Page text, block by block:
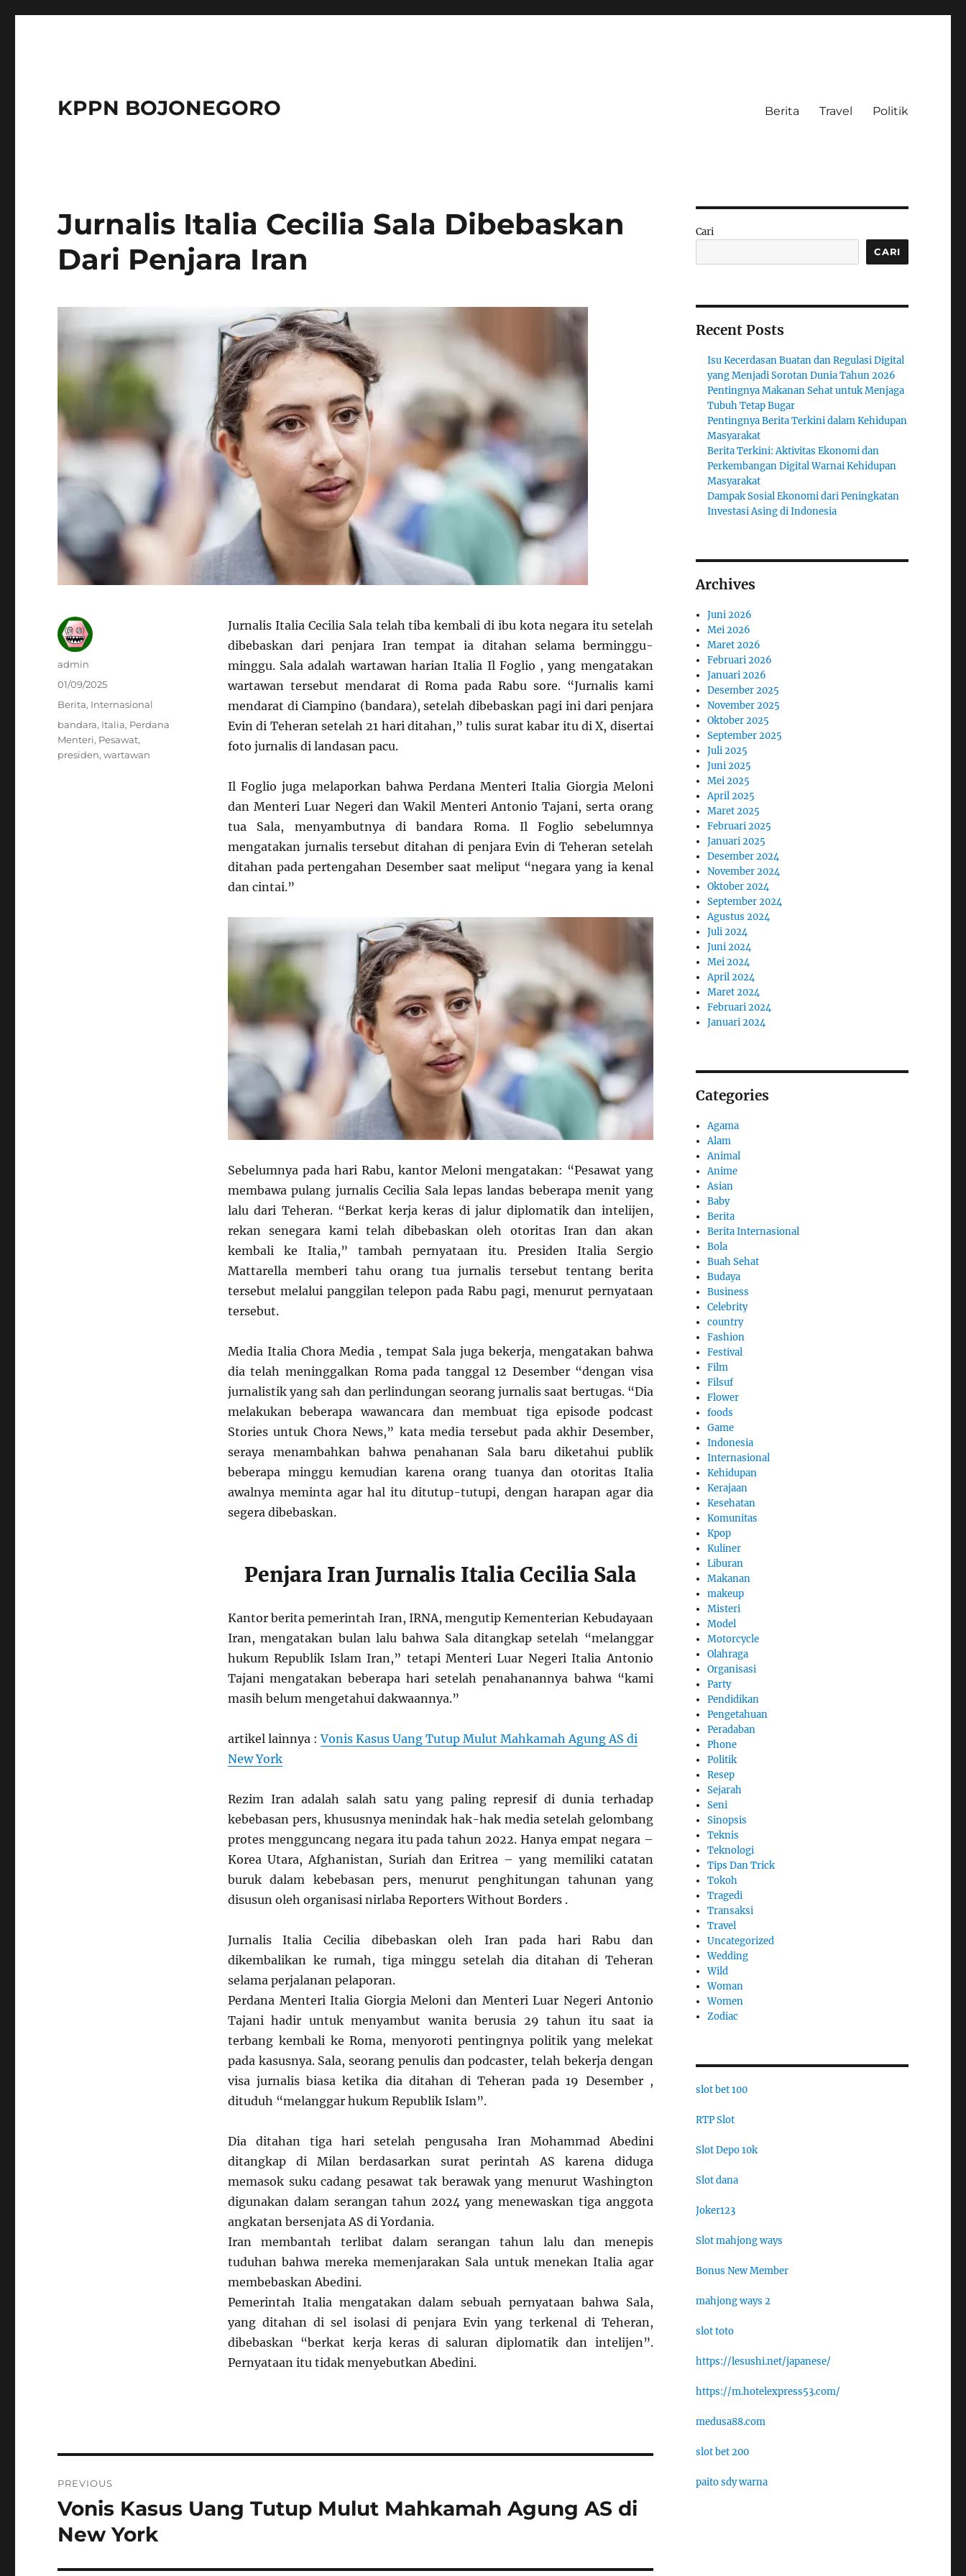
KPPN BOJONEGORO Berita Travel Politik
Jurnalis Italia Cecilia Sala Dibebaskan
Dari Penjara Iran
Jurnalis Italia Cecilia Sala telah tiba kembali di ibu kota negara itu setelah
dibebaskan dari penjara Iran tempat ia ditahan selama berminggu-
minggu. Sala adalah wartawan harian Italia Il Foglio , yang mengatakan
wartawan tersebut mendarat di Roma pada Rabu sore. “Jurnalis kami
mendarat di Ciampino (bandara), setelah dibebaskan pagi ini dari penjara
Evin di Teheran setelah 21 hari ditahan,” tulis surat kabar itu di X, disertai
foto jurnalis di landasan pacu.
Il Foglio juga melaporkan bahwa Perdana Menteri Italia Giorgia Meloni
dan Menteri Luar Negeri dan Wakil Menteri Antonio Tajani, serta orang
tua Sala, menyambutnya di bandara Roma. Il Foglio sebelumnya
mengatakan jurnalis tersebut ditahan di penjara Evin di Teheran setelah
ditahan pada pertengahan Desember saat meliput “negara yang ia kenal
dan cintai.”
Sebelumnya pada hari Rabu, kantor Meloni mengatakan: “Pesawat yang
membawa pulang jurnalis Cecilia Sala lepas landas beberapa menit yang
lalu dari Teheran. “Berkat kerja keras di jalur diplomatik dan intelijen,
rekan senegara kami telah dibebaskan oleh otoritas Iran dan akan
kembali ke Italia,” tambah pernyataan itu. Presiden Italia Sergio
Mattarella memberi tahu orang tua jurnalis tersebut tentang berita
tersebut melalui panggilan telepon pada Rabu pagi, menurut pernyataan
tersebut.
Media Italia Chora Media , tempat Sala juga bekerja, mengatakan bahwa
dia telah meninggalkan Roma pada tanggal 12 Desember “dengan visa
jurnalistik yang sah dan perlindungan seorang jurnalis saat bertugas. “Dia
melakukan beberapa wawancara dan membuat tiga episode podcast
Stories untuk Chora News,” kata media tersebut pada akhir Desember,
seraya menambahkan bahwa penahanan Sala baru diketahui publik
beberapa minggu kemudian karena orang tuanya dan otoritas Italia
awalnya meminta agar hal itu ditutup-tutupi, dengan harapan agar dia
segera dibebaskan.
Penjara Iran Jurnalis Italia Cecilia Sala
Kantor berita pemerintah Iran, IRNA, mengutip Kementerian Kebudayaan
Iran, mengatakan bulan lalu bahwa Sala ditangkap setelah “melanggar
hukum Republik Islam Iran,” tetapi Menteri Luar Negeri Italia Antonio
Tajani mengatakan beberapa hari setelah penahanannya bahwa “kami
masih belum mengetahui dakwaannya.”
artikel lainnya :Vonis Kasus Uang Tutup Mulut Mahkamah Agung AS di
New York
Rezim Iran adalah salah satu yang paling represif di dunia terhadap
kebebasan pers, khususnya menindak hak-hak media setelah gelombang
protes mengguncang negara itu pada tahun 2022. Hanya empat negara –
Korea Utara, Afghanistan, Suriah dan Eritrea – yang memiliki catatan
buruk dalam kebebasan pers, menurut penghitungan tahunan yang
disusun oleh organisasi nirlaba Reporters Without Borders .
Jurnalis Italia Cecilia dibebaskan oleh Iran pada hari Rabu dan
dikembalikan ke rumah, tiga minggu setelah dia ditahan di Teheran
selama perjalanan pelaporan.
Perdana Menteri Italia Giorgia Meloni dan Menteri Luar Negeri Antonio
Tajani hadir untuk menyambut wanita berusia 29 tahun itu saat ia
terbang kembali ke Roma, menyoroti pentingnya politik yang melekat
pada kasusnya. Sala, seorang penulis dan podcaster, telah bekerja dengan
visa jurnalis biasa ketika dia ditahan di Teheran pada 19 Desember ,
dituduh “melanggar hukum Republik Islam”.
Dia ditahan tiga hari setelah pengusaha Iran Mohammad Abedini
ditangkap di Milan berdasarkan surat perintah AS karena diduga
memasok suku cadang pesawat tak berawak yang menurut Washington
digunakan dalam serangan tahun 2024 yang menewaskan tiga anggota
angkatan bersenjata AS di Yordania.
Iran membantah terlibat dalam serangan tahun lalu dan menepis
tuduhan bahwa mereka memenjarakan Sala untuk menekan Italia agar
membebaskan Abedini.
Pemerintah Italia mengatakan dalam sebuah pernyataan bahwa Sala,
yang ditahan di sel isolasi di penjara Evin yang terkenal di Teheran,
dibebaskan “berkat kerja keras di saluran diplomatik dan intelijen”.
Pernyataan itu tidak menyebutkan Abedini.
Author
admin
Posted
01/09/2025
Categories
Berita, Internasional
Tags
bandara, Italia, Perdana
Menteri, Pesawat,
presiden,wartawan
pos
PREVIOUS
Previous
post:
Vonis Kasus Uang Tutup Mulut Mahkamah Agung AS di
New York
Cari
CARI
Recent Posts
Isu Kecerdasan Buatan dan Regulasi Digital
yang Menjadi Sorotan Dunia Tahun 2026
Pentingnya Makanan Sehat untuk Menjaga
Tubuh Tetap Bugar
Pentingnya Berita Terkini dalam Kehidupan
Masyarakat
Berita Terkini: Aktivitas Ekonomi dan
Perkembangan Digital Warnai Kehidupan
Masyarakat
Dampak Sosial Ekonomi dari Peningkatan
Investasi Asing di Indonesia
Archives
Juni 2026
Mei 2026
Maret 2026
Februari 2026
Januari 2026
Desember 2025
November 2025
Oktober 2025
September 2025
Juli 2025
Juni 2025
Mei 2025
April 2025
Maret 2025
Februari 2025
Januari 2025
Desember 2024
November 2024
Oktober 2024
September 2024
Agustus 2024
Juli 2024
Juni 2024
Mei 2024
April 2024
Maret 2024
Februari 2024
Januari 2024
Categories
Agama
Alam
Animal
Anime
Asian
Baby
Berita
Berita Internasional
Bola
Buah Sehat
Budaya
Business
Celebrity
country
Fashion
Festival
Film
Filsuf
Flower
foods
Game
Indonesia
Internasional
Kehidupan
Kerajaan
Kesehatan
Komunitas
Kpop
Kuliner
Liburan
Makanan
makeup
Misteri
Model
Motorcycle
Olahraga
Organisasi
Party
Pendidikan
Pengetahuan
Peradaban
Phone
Politik
Resep
Sejarah
Seni
Sinopsis
Teknis
Teknologi
Tips Dan Trick
Tokoh
Tragedi
Transaksi
Travel
Uncategorized
Wedding
Wild
Woman
Women
Zodiac
slot bet 100
RTP Slot
Slot Depo 10k
Slot dana
Joker123
Slot mahjong ways
Bonus New Member
mahjong ways 2
slot toto
https://lesushi.net/japanese/
https://m.hotelexpress53.com/
medusa88.com
slot bet 200
paito sdy warna